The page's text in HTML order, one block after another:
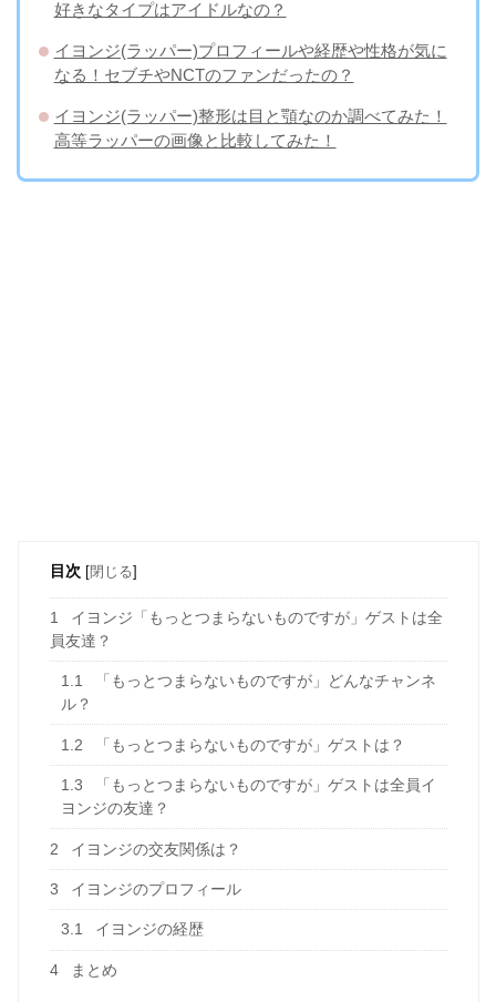
好きなタイプはアイドルなの？
イヨンジ(ラッパー)プロフィールや経歴や性格が気に
なる！セブチやNCTのファンだったの？
イヨンジ(ラッパー)整形は目と顎なのか調べてみた！
高等ラッパーの画像と比較してみた！
目次 [閉じる]
1
イヨンジ「もっとつまらないものですが」ゲストは全
員友達？
1.1
「もっとつまらないものですが」どんなチャンネ
ル？
1.2 「もっとつまらないものですが」ゲストは？
1.3
「もっとつまらないものですが」ゲストは全員イ
ヨンジの友達？
2 イヨンジの交友関係は？
3 イヨンジのプロフィール
3.1 イヨンジの経歴
4 まとめ